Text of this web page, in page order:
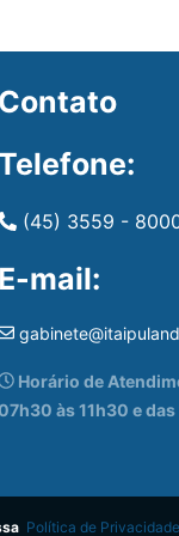
Contato
(45) 3559 -
E-mail:
Horário de
às 11h30 e das
Política de Privacidade